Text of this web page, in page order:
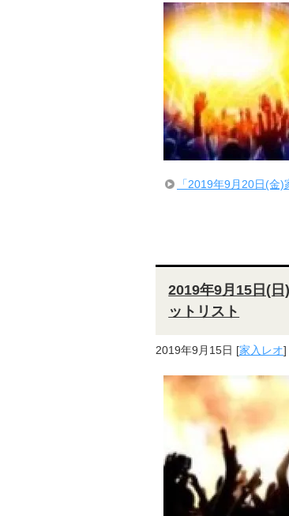
「2019年9月20日(金
2019年9月15日(
ットリスト
2019年9月15日 [家入レオ]